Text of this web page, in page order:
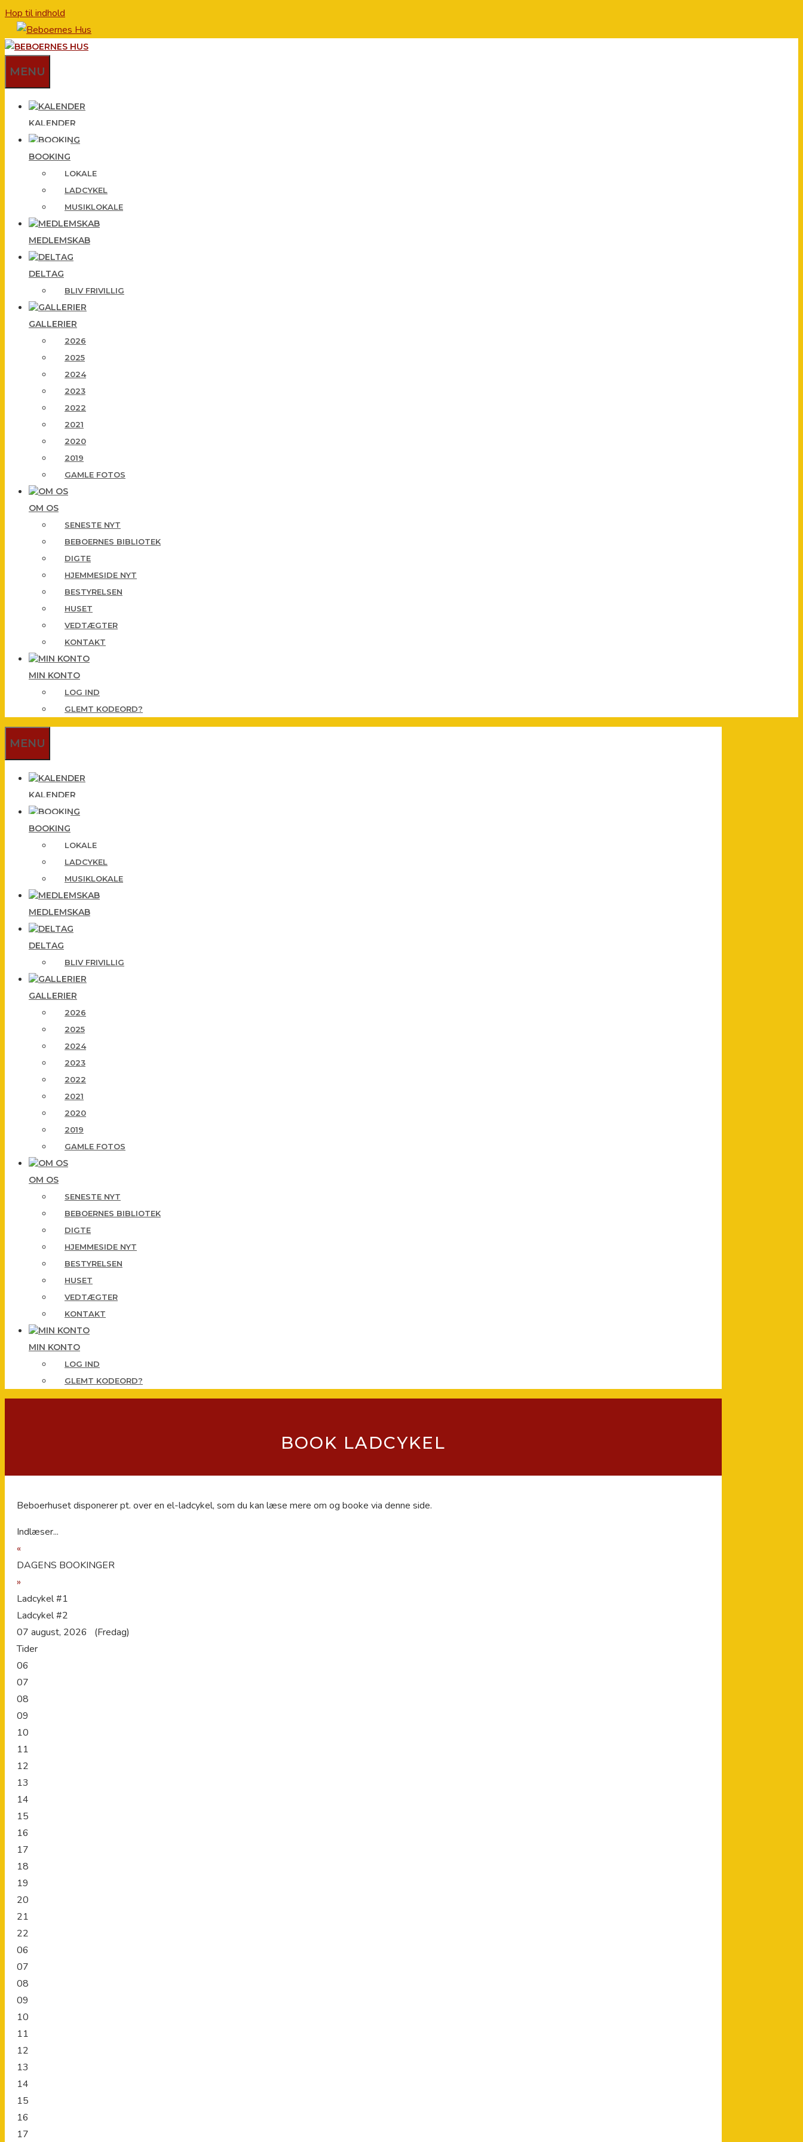
Hop til indhold
MENU
KALENDER
BOOKING
LOKALE
LADCYKEL
MUSIKLOKALE
MEDLEMSKAB
DELTAG
BLIV FRIVILLIG
GALLERIER
2026
2025
2024
2023
2022
2021
2020
2019
GAMLE FOTOS
OM OS
SENESTE NYT
BEBOERNES BIBLIOTEK
DIGTE
HJEMMESIDE NYT
BESTYRELSEN
HUSET
VEDTÆGTER
KONTAKT
MIN KONTO
LOG IND
GLEMT KODEORD?
MENU
KALENDER
BOOKING
LOKALE
LADCYKEL
MUSIKLOKALE
MEDLEMSKAB
DELTAG
BLIV FRIVILLIG
GALLERIER
2026
2025
2024
2023
2022
2021
2020
2019
GAMLE FOTOS
OM OS
SENESTE NYT
BEBOERNES BIBLIOTEK
DIGTE
HJEMMESIDE NYT
BESTYRELSEN
HUSET
VEDTÆGTER
KONTAKT
MIN KONTO
LOG IND
GLEMT KODEORD?
BOOK LADCYKEL
Beboerhuset disponerer pt. over en el-ladcykel, som du kan læse mere om og booke via denne side.
Indlæser...
«
DAGENS BOOKINGER
»
Ladcykel #1
Ladcykel #2
07 august, 2026 (Fredag)
Tider
06
07
08
09
10
11
12
13
14
15
16
17
18
19
20
21
22
06
07
08
09
10
11
12
13
14
15
16
17